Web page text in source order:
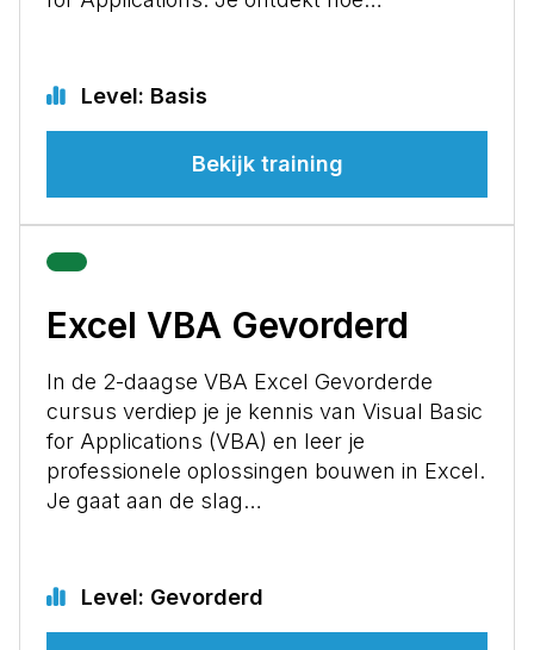
Level: Basis
Bekijk training
Excel VBA Gevorderd
In de 2-daagse VBA Excel Gevorderde
cursus verdiep je je kennis van Visual Basic
for Applications (VBA) en leer je
professionele oplossingen bouwen in Excel.
Je gaat aan de slag…
Level: Gevorderd